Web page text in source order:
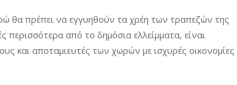
θα πρέπει να εγγυηθούν τα χρέη των τραπεζών της
από το δημόσια ελλείμματα, είναι
και αποταμιευτές των χωρών με ισχυρές οικονομίες